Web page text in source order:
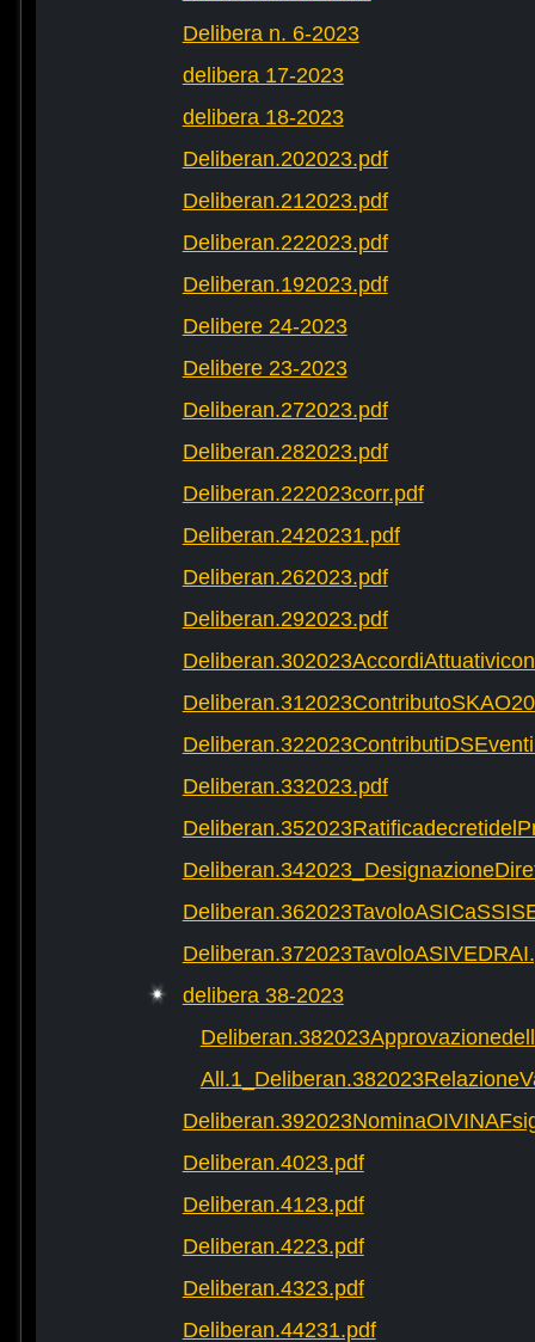
Delibera n. 6-2023
delibera 17-2023
delibera 18-2023
Deliberan.202023.pdf
Deliberan.212023.pdf
Deliberan.222023.pdf
Deliberan.192023.pdf
Delibere 24-2023
Delibere 23-2023
Deliberan.272023.pdf
Deliberan.282023.pdf
Deliberan.222023corr.pdf
Deliberan.2420231.pdf
Deliberan.262023.pdf
Deliberan.292023.pdf
Deliberan.332023.pdf
delibera 38-2023
Deliberan.4023.pdf
Deliberan.4123.pdf
Deliberan.4223.pdf
Deliberan.4323.pdf
Deliberan.44231.pdf